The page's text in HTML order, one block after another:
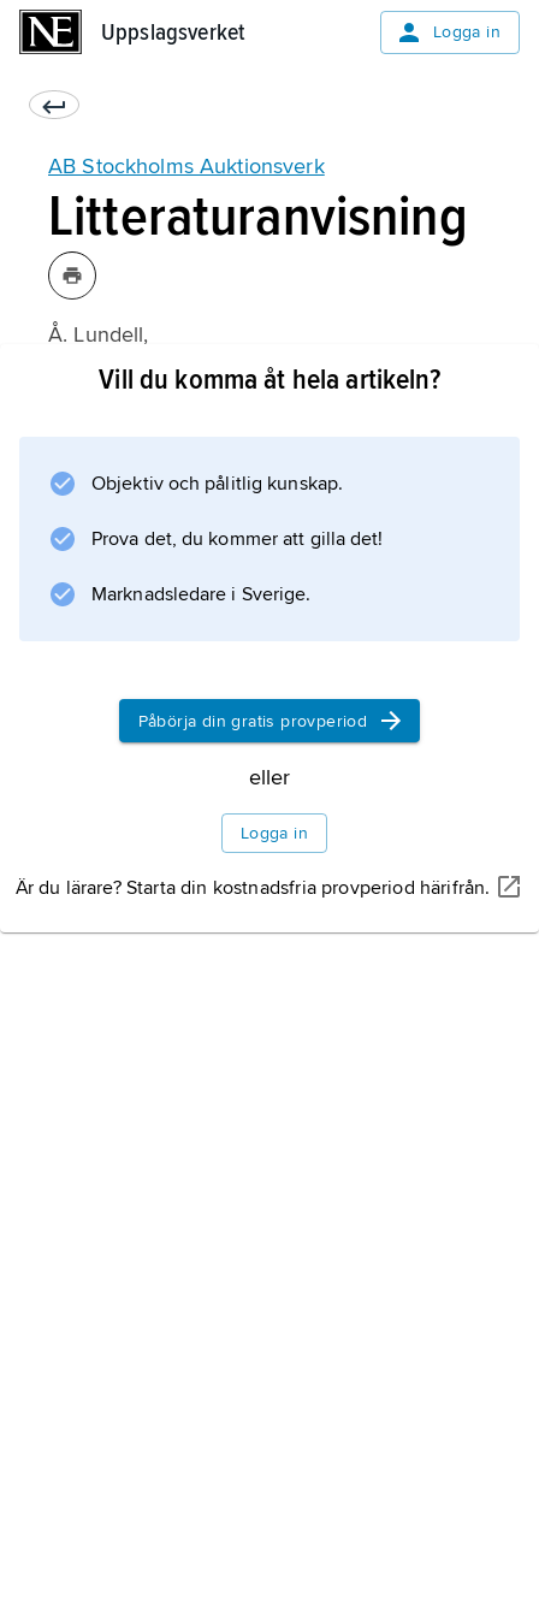
Uppslagsverket Logga in
AB Stockholms Auktionsverk
Litteraturanvisning
Å. Lundell,
Auktionsverket i Stockholm 1674–1974
Vill du komma åt hela artikeln?
Objektiv och pålitlig kunskap.
Prova det, du kommer att gilla det!
Marknadsledare i Sverige.
Påbörja din gratis provperiod
eller
Logga in
Är du lärare? Starta din kostnadsfria provperiod härifrån.